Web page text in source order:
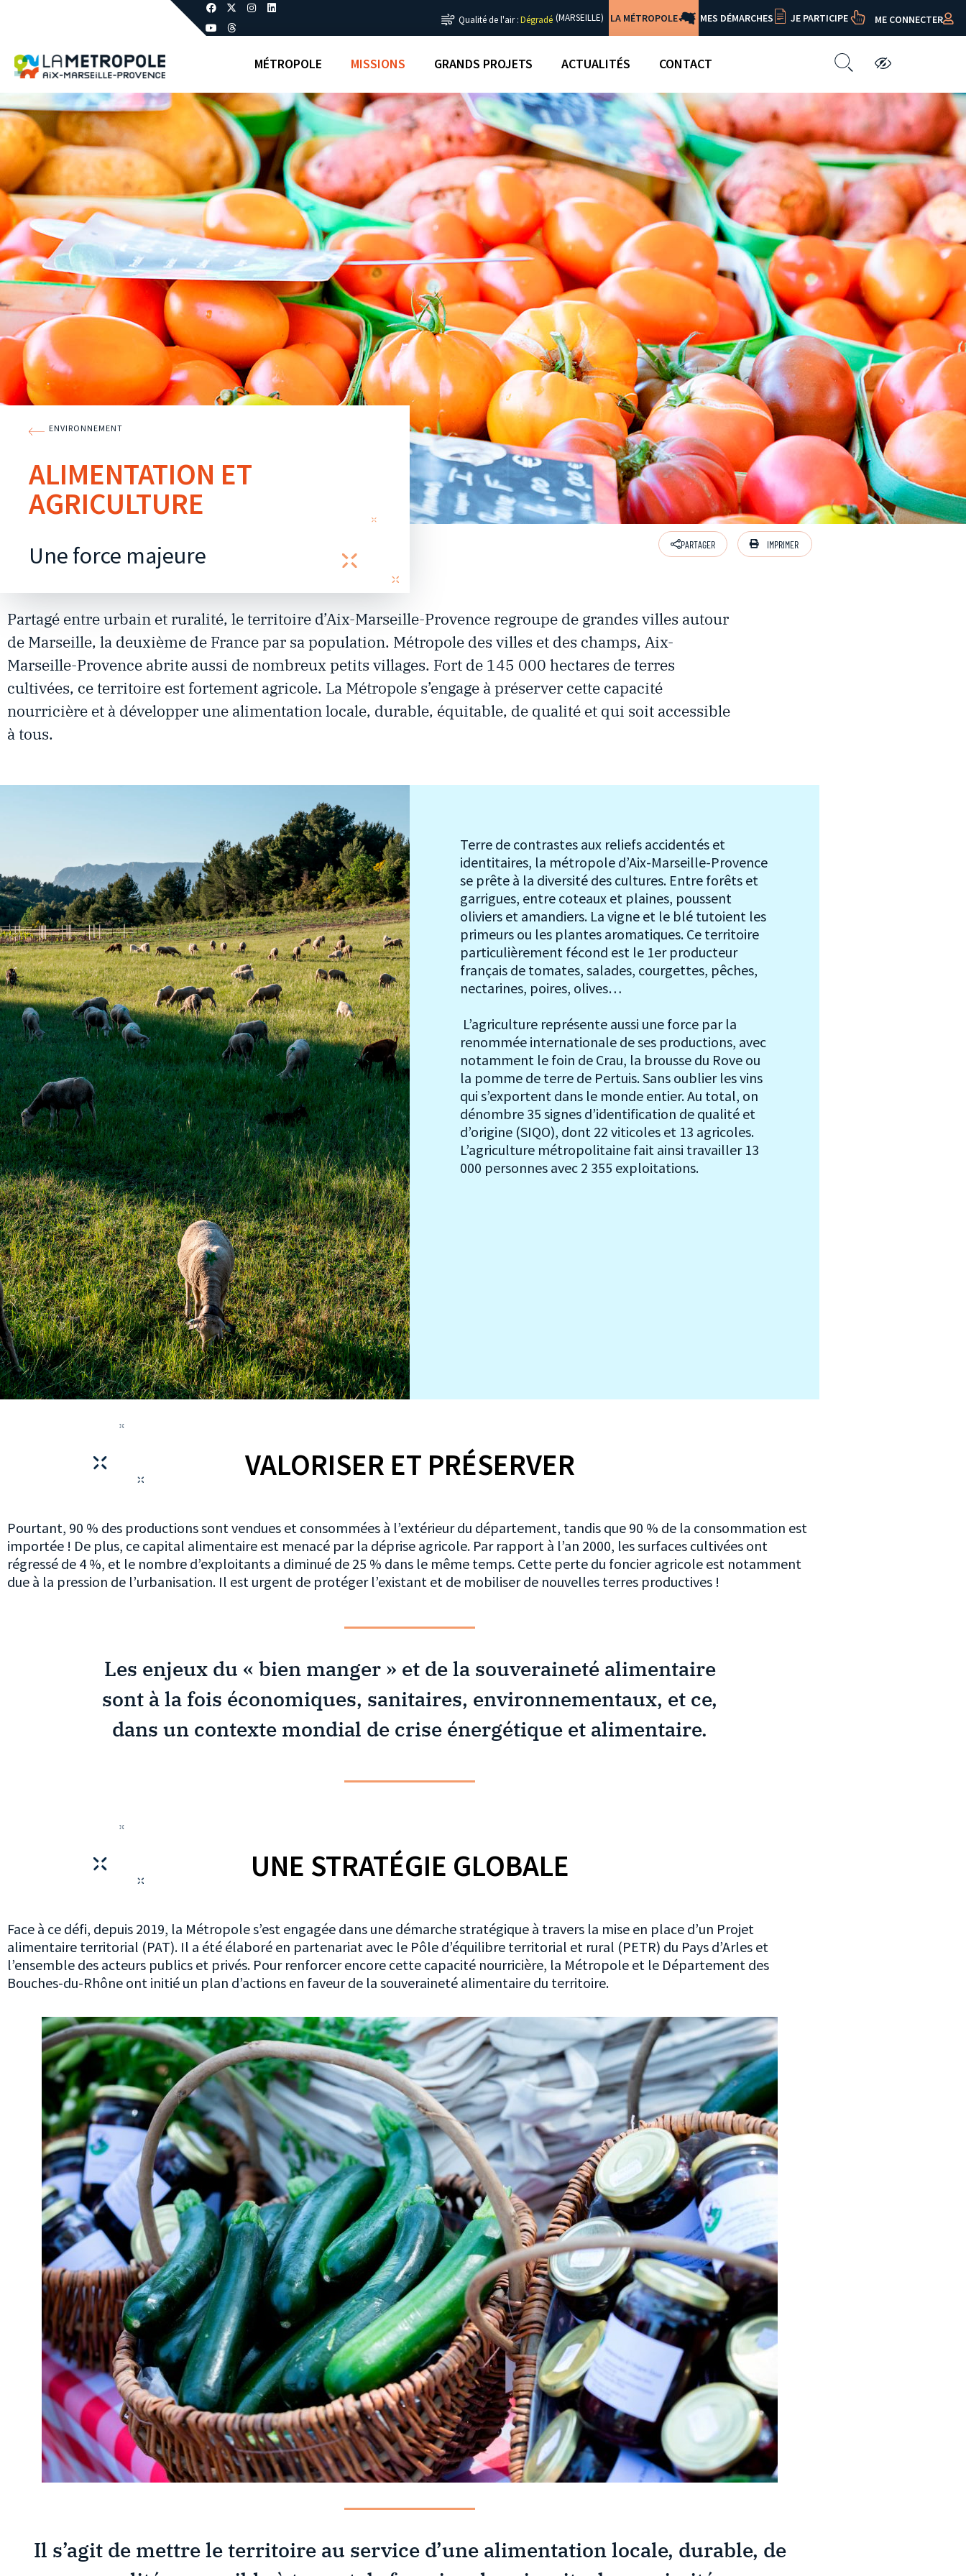
Qualité de l'air :Dégradé (MARSEILLE) LA MÉTROPOLE MES DÉMARCHES JE PARTICIPE ME CONNECTER
MÉTROPOLE MISSIONS GRANDS PROJETS ACTUALITÉS CONTACT
ENVIRONNEMENT
ALIMENTATION ET
AGRICULTURE
Une force majeure PARTAGER IMPRIMER
Partagé entre urbain et ruralité, le territoire d’Aix-Marseille-Provence regroupe de grandes villes autour
de Marseille, la deuxième de France par sa population. Métropole des villes et des champs, Aix-
Marseille-Provence abrite aussi de nombreux petits villages. Fort de 145 000 hectares de terres
cultivées, ce territoire est fortement agricole. La Métropole s’engage à préserver cette capacité
nourricière et à développer une alimentation locale, durable, équitable, de qualité et qui soit accessible
à tous.
Terre de contrastes aux reliefs accidentés et
identitaires, la métropole d’Aix-Marseille-Provence
se prête à la diversité des cultures. Entre forêts et
garrigues, entre coteaux et plaines, poussent
oliviers et amandiers. La vigne et le blé tutoient les
primeurs ou les plantes aromatiques. Ce territoire
particulièrement fécond est le 1er producteur
français de tomates, salades, courgettes, pêches,
nectarines, poires, olives…
L’agriculture représente aussi une force par la
renommée internationale de ses productions, avec
notamment le foin de Crau, la brousse du Rove ou
la pomme de terre de Pertuis. Sans oublier les vins
qui s’exportent dans le monde entier. Au total, on
dénombre 35 signes d’identification de qualité et
d’origine (SIQO), dont 22 viticoles et 13 agricoles.
L’agriculture métropolitaine fait ainsi travailler 13
000 personnes avec 2 355 exploitations.
VALORISER ET PRÉSERVER
Pourtant, 90 % des productions sont vendues et consommées à l’extérieur du département, tandis que 90 % de la consommation est
importée ! De plus, ce capital alimentaire est menacé par la déprise agricole. Par rapport à l’an 2000, les surfaces cultivées ont
régressé de 4 %, et le nombre d’exploitants a diminué de 25 % dans le même temps. Cette perte du foncier agricole est notamment
due à la pression de l’urbanisation. Il est urgent de protéger l’existant et de mobiliser de nouvelles terres productives !
Les enjeux du « bien manger » et de la souveraineté alimentaire
sont à la fois économiques, sanitaires, environnementaux, et ce,
dans un contexte mondial de crise énergétique et alimentaire.
UNE STRATÉGIE GLOBALE
Face à ce défi, depuis 2019, la Métropole s’est engagée dans une démarche stratégique à travers la mise en place d’un Projet
alimentaire territorial (PAT). Il a été élaboré en partenariat avec le Pôle d’équilibre territorial et rural (PETR) du Pays d’Arles et
l’ensemble des acteurs publics et privés. Pour renforcer encore cette capacité nourricière, la Métropole et le Département des
Bouches-du-Rhône ont initié un plan d’actions en faveur de la souveraineté alimentaire du territoire.
Il s’agit de mettre le territoire au service d’une alimentation locale, durable, de